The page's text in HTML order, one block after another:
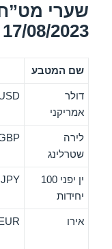
שערי מט”ח
17/08/2023
שם המטבע
דולר
אמריקני
לירה
שטרלינג
ין יפני 100
יחידות
JPY
אירו